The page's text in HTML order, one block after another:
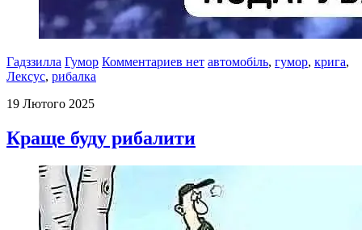
Гадззилла Гумор Комментариев нет автомобіль, гумор, крига,
Лексус, рибалка
19 Лютого 2025
Краще буду рибалити